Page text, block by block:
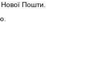
Пошти.